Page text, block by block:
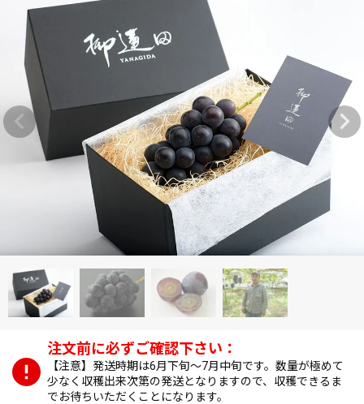
【注意】発送時期は6月下旬～7月中旬です。数量が極めて
少なく収穫出来次第の発送となりますので、収穫できるま
でお待ちいただくことになります。